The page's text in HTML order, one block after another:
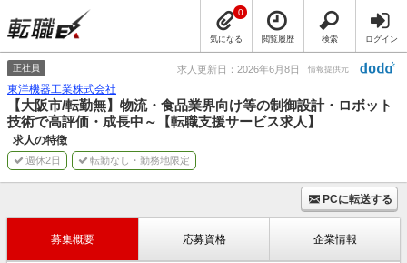
気になる
0
閲覧履歴 検索 ログイン
正社員 求人更新日：2026年6月8日 情報提供元
東洋機器工業株式会社
【大阪市/転勤無】物流・食品業界向け等の制御設計・ロボット
技術で高評価・成長中～【転職支援サービス求人】
求人の特徴
週休2日 転勤なし・勤務地限定
PCに転送する
募集概要 応募資格 企業情報